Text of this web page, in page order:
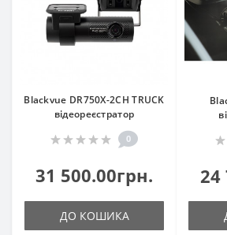
Blackvue DR750X-2CH TRUCK
відеореєстратор
0
31 500.00грн.
ДО КОШИКА
24